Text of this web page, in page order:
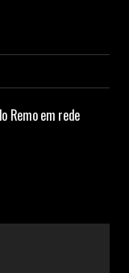
Remo em rede